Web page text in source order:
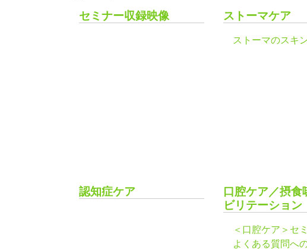
セミナー収録映像
ストーマケア
ストーマのスキ
認知症ケア
口腔ケア／摂食
ビリテーション
＜口腔ケア＞セ
よくある質問へ